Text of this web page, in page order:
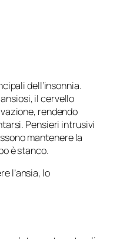
dell’insonnia.
il cervello
rendendo
Pensieri intrusivi
mantenere la
è stanco.
l’ansia, lo